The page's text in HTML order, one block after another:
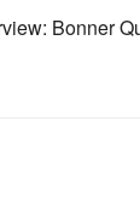
Bonner